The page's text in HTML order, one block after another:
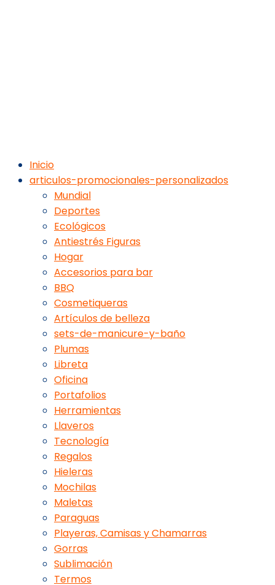
Inicio
articulos-promocionales-personalizados
Mundial
Deportes
Ecológicos
Antiestrés Figuras
Hogar
Accesorios para bar
BBQ
Cosmetiqueras
Artículos de belleza
sets-de-manicure-y-baño
Plumas
Libreta
Oficina
Portafolios
Herramientas
Llaveros
Tecnología
Regalos
Hieleras
Mochilas
Maletas
Paraguas
Playeras, Camisas y Chamarras
Gorras
Sublimación
Termos